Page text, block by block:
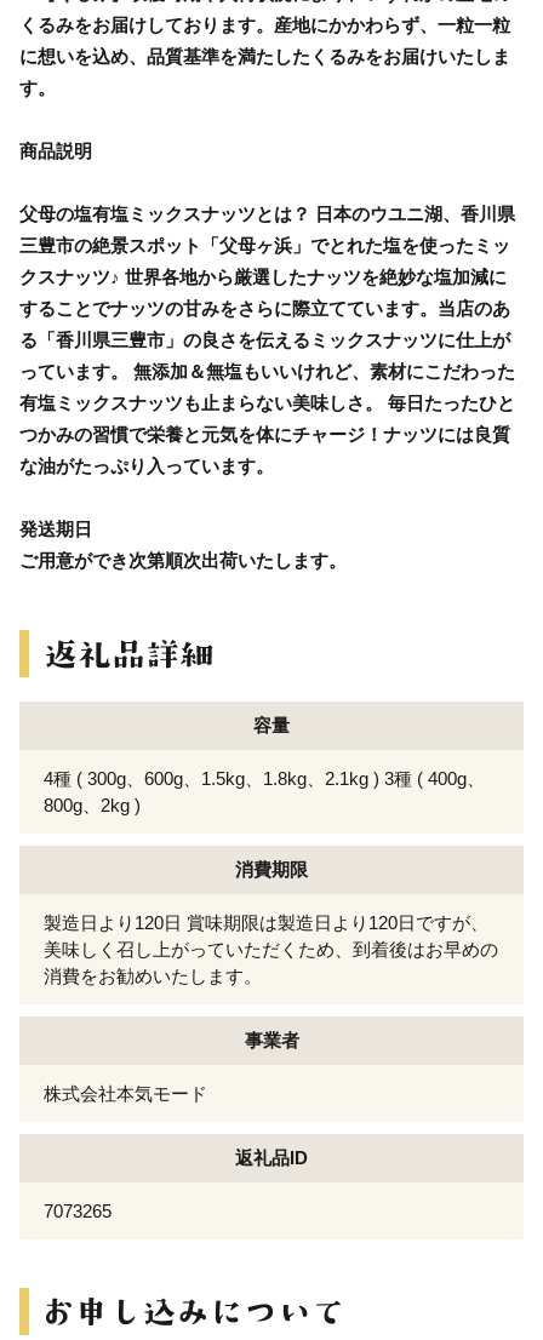
くるみをお届けしております。産地にかかわらず、一粒一粒
に想いを込め、品質基準を満たしたくるみをお届けいたしま
す。
商品説明
父母の塩有塩ミックスナッツとは？ 日本のウユニ湖、香川県
三豊市の絶景スポット「父母ヶ浜」でとれた塩を使ったミッ
クスナッツ♪ 世界各地から厳選したナッツを絶妙な塩加減に
することでナッツの甘みをさらに際立てています。当店のあ
る「香川県三豊市」の良さを伝えるミックスナッツに仕上が
っています。 無添加＆無塩もいいけれど、素材にこだわった
有塩ミックスナッツも止まらない美味しさ。 毎日たったひと
つかみの習慣で栄養と元気を体にチャージ！ナッツには良質
な油がたっぷり入っています。
発送期日
ご用意ができ次第順次出荷いたします。
容量
4種 ( 300g、600g、1.5kg、1.8kg、2.1kg ) 3種 ( 400g、
800g、2kg )
消費期限
製造日より120日 賞味期限は製造日より120日ですが、
美味しく召し上がっていただくため、到着後はお早めの
消費をお勧めいたします。
事業者
株式会社本気モード
返礼品ID
7073265